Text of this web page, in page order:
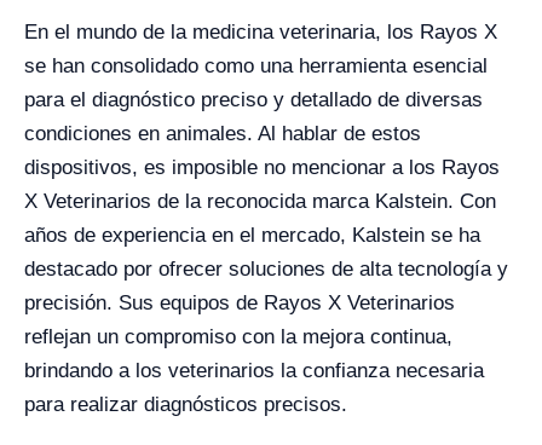
En el mundo de la medicina veterinaria, los Rayos X
se han consolidado como una herramienta esencial
para el diagnóstico preciso y detallado de diversas
condiciones en animales. Al hablar de estos
dispositivos, es imposible no mencionar a los Rayos
X Veterinarios de la reconocida marca Kalstein. Con
años de experiencia en el mercado, Kalstein se ha
destacado por ofrecer soluciones de alta tecnología y
precisión. Sus equipos de Rayos X Veterinarios
reflejan un compromiso con la mejora continua,
brindando a los veterinarios la confianza necesaria
para realizar diagnósticos precisos.